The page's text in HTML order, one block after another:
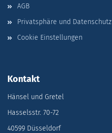
AGB
Privatsphäre und Datenschutz
Cookie Einstellungen
Kontakt
Hänsel und Gretel
Hasselsstr. 70-72
40599 Düsseldorf